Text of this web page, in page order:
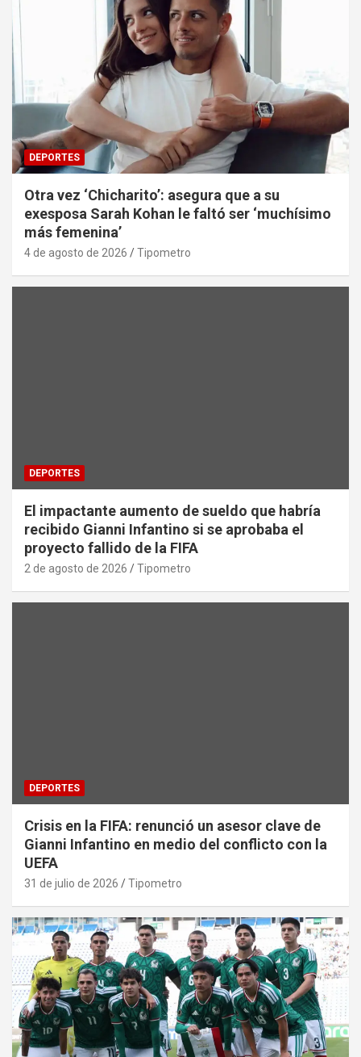
DEPORTES
Otra vez ‘Chicharito’: asegura que a su
exesposa Sarah Kohan le faltó ser ‘muchísimo
más femenina’
4 de agosto de 2026 Tipometro
DEPORTES
El impactante aumento de sueldo que habría
recibido Gianni Infantino si se aprobaba el
proyecto fallido de la FIFA
2 de agosto de 2026 Tipometro
DEPORTES
Crisis en la FIFA: renunció un asesor clave de
Gianni Infantino en medio del conflicto con la
UEFA
31 de julio de 2026 Tipometro